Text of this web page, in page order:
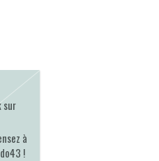
sur
à
!